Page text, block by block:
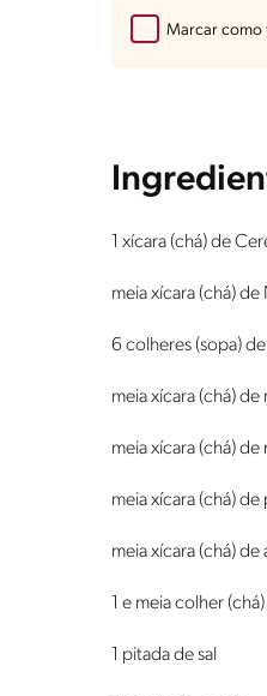
Marcar como
1 xícara (chá) de
meia xícara (chá)
6 colheres (sopa)
meia xícara (chá) de
meia xícara (chá)
meia xícara (chá)
meia xícara (chá)
1 e meia colher
1 pitada de sal